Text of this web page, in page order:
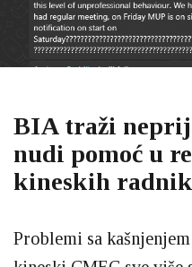
BIA traži
nudi pomoć u
kineskih
Problemi sa